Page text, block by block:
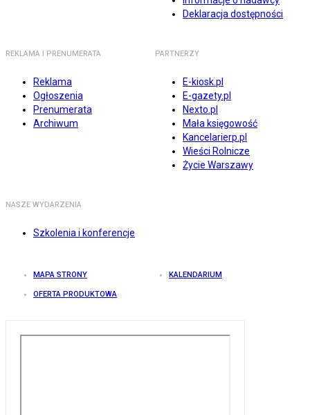
Deklaracja dostępności
REKLAMA I PRENUMERATA
Reklama
Ogłoszenia
Prenumerata
Archiwum
PARTNERZY
E-kiosk.pl
E-gazety.pl
Nexto.pl
Mała księgowość
Kancelarierp.pl
Wieści Rolnicze
Życie Warszawy
NASZE WYDARZENIA
Szkolenia i konferencje
MAPA STRONY KALENDARIUM
OFERTA PRODUKTOWA